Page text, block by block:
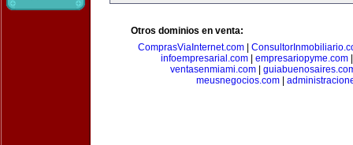
Otros dominios en venta:
ComprasViaInternet.com
infoempresarial.com| empresariopyme.com
ventasenmiami.com|
meusnegocios.com|